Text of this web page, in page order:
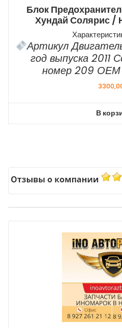
Блок
Хундай Солярис /
Артикул
год выпуска 2011
номер 209 ОЕМ
В